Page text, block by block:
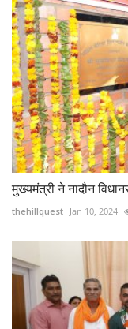
मुख्यमंत्री ने नादौन
thehillquest Jan 10, 2024